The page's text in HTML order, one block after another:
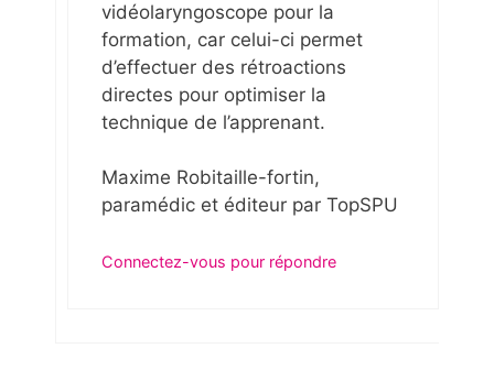
vidéolaryngoscope pour la
formation, car celui-ci permet
d’effectuer des rétroactions
directes pour optimiser la
technique de l’apprenant.
Maxime Robitaille-fortin,
paramédic et éditeur par TopSPU
Connectez-vous pour répondre